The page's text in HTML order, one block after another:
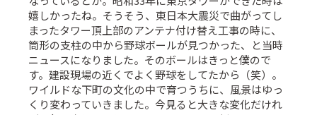
嬉しかったね。そうそう、東日本大震災で曲がってし
まったタワー頂上部のアンテナ付け替え工事の時に、
筒形の支柱の中から野球ボールが見つかった、と当時
ニュースになりました。そのボールはきっと僕ので
す。建設現場の近くでよく野球をしてたから（笑）。
ワイルドな下町の文化の中で育つうちに、風景はゆっ
くり変わっていきました。今見ると大きな変化だけれ